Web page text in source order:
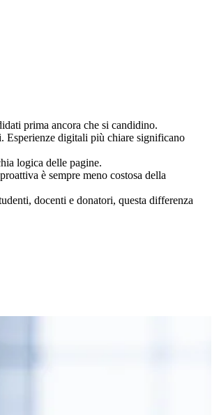
prima ancora che si candidino.
digitali più chiare significano
logica delle pagine.
è sempre meno costosa della
docenti e donatori, questa differenza